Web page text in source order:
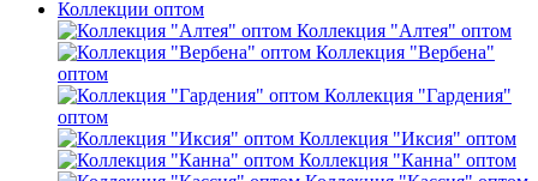
Коллекции оптом
Коллекция "Алтея" оптом
Коллекция "Вербена"
оптом
Коллекция "Гардения"
оптом
Коллекция "Иксия" оптом
Коллекция "Канна" оптом